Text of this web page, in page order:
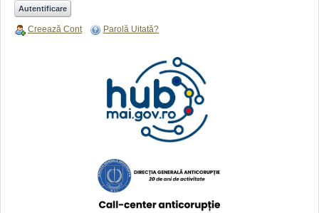
Creează Cont Parolă Uitată?